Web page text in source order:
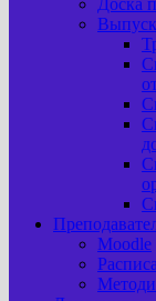
Доска
Moodle